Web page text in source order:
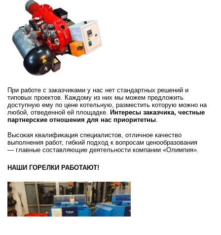
При работе с заказчиками у нас нет стандартных решений и
типовых проектов. Каждому из них мы можем предложить
доступную ему по цене котельную, разместить которую можно на
любой, отведенной ей площадке.
Интересы заказчика, честные
партнерские отношения для нас приоритетны
Высокая квалификация специалистов, отличное качество
выполнения работ, гибкий подход к вопросам ценообразования
— главные составляющие деятельности компании «Oлимпия».
НАШИ ГОРЕЛКИ РАБОТАЮТ!